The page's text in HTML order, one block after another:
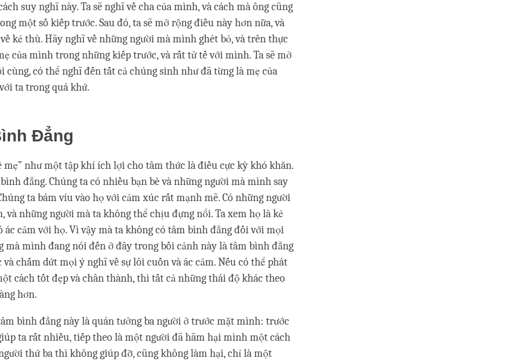
suy nghĩ này. Ta sẽ nghĩ về cha của mình, và cách mà ông cũng
một số kiếp trước. Sau đó, ta sẽ mở rộng điều này hơn nữa, và
kẻ thù. Hãy nghĩ về những người mà mình ghét bỏ, và trên thực
của mình trong những kiếp trước, và rất tử tế với mình. Ta sẽ mở
cùng, có thể nghĩ đến tất cả chúng sinh như đã từng là mẹ của
ta trong quá khứ.
Đẳng
mẹ” như một tập khí ích lợi cho tâm thức là điều cực kỳ khó khăn.
đẳng. Chúng ta có nhiều bạn bè và những người mà mình say
ta bám víu vào họ với cảm xúc rất mạnh mẽ. Có những người
và những người mà ta không thể chịu đựng nổi. Ta xem họ là kẻ
ác cảm với họ. Vì vậy mà ta không có tâm bình đẳng đối với mọi
mà mình đang nói đến ở đây trong bối cảnh này là tâm bình đẳng
chấm dứt mọi ý nghĩ về sự lôi cuốn và ác cảm. Nếu có thể phát
cách tốt đẹp và chân thành, thì tất cả những thái độ khác theo
hơn.
bình đẳng này là quán tưởng ba người ở trước mặt mình: trước
ta rất nhiều, tiếp theo là một người đã hãm hại mình một cách
thứ ba thì không giúp đỡ, cũng không làm hại, chỉ là một